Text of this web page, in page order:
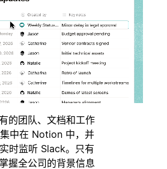
的团队、文档和工作
中在 Notion 中，并
时监听 Slack。只有
握全公司的背景信息